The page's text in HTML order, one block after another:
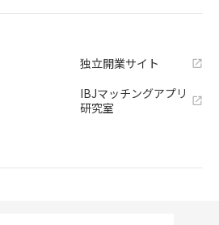
独立開業サイト
IBJマッチングアプリ
研究室